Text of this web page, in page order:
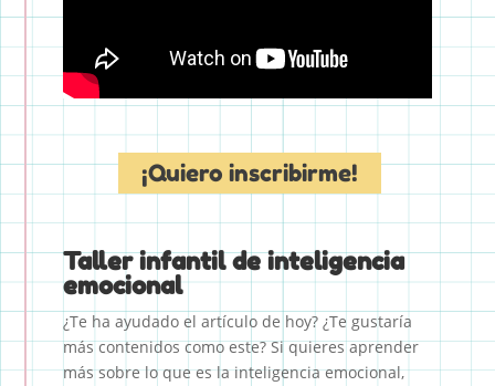
¡Quiero inscribirme!
Taller infantil de inteligencia
emocional
¿Te ha ayudado el artículo de hoy? ¿Te gustaría
más contenidos como este? Si quieres aprender
más sobre lo que es la inteligencia emocional,